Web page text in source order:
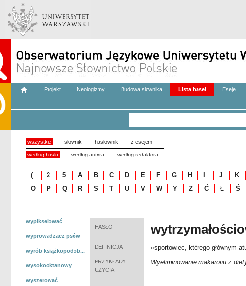
Projekt Neologizmy Budowa słownika Lista haseł Eseje
wszystkie słownik hasłownik z esejem
według hasła według autora według redaktora
( 2 5 A B C D E F G H J K
O
P Q R S T U V W Y Z Ć Ł Ś
wypikselować
wyprowadzacz psów
wyrób książkopodob...
wysokooktanowy
wyszerować
HASŁO
DEFINICJA «sportowiec, którego głównym
PRZYKŁADY
UŻYCIA
Wyeliminowanie makaronu z